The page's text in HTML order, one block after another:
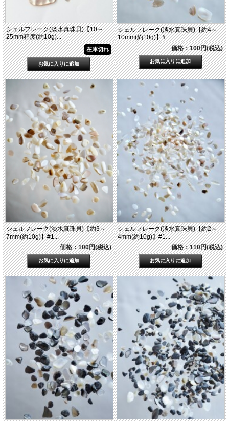
シェルフレーク(淡水真珠貝)【10～
25mm程度(約10g)...
在庫切れ
シェルフレーク(淡水真珠貝)【約4～
10mm(約10g)】#...
価格：100円(税込)
シェルフレーク(淡水真珠貝)【約3～
7mm(約10g)】#1...
価格：100円(税込)
シェルフレーク(淡水真珠貝)【約2～
4mm(約10g)】#1...
価格：110円(税込)